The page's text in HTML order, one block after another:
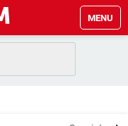
MENU